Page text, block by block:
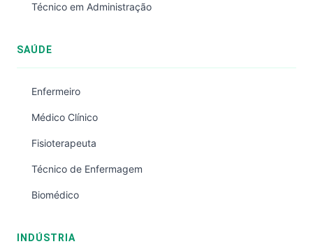
Técnico em Administração
SAÚDE
Enfermeiro
Médico Clínico
Fisioterapeuta
Técnico de Enfermagem
Biomédico
INDÚSTRIA